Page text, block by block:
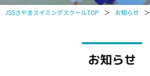
JSSさやまスイミングスクールTOP ＞ お知らせ ＞
お知らせ